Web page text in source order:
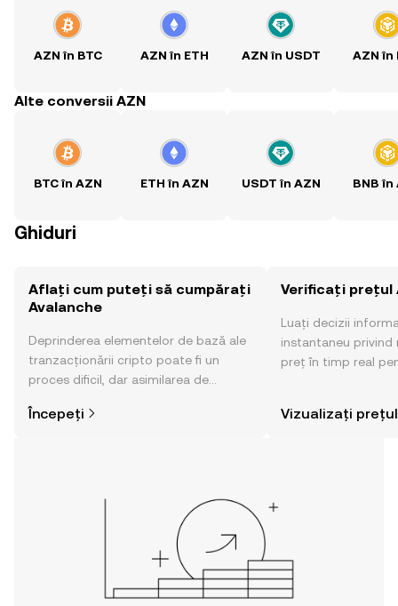
AZN în BTC AZN în ETH AZN în USDT AZN în
Alte conversii AZN
BTC în AZN ETH în AZN USDT în AZN BNB în
Ghiduri
Aflați cum puteți să cumpărați
Avalanche
Deprinderea elementelor de bază ale
tranzacționării cripto poate fi un
proces dificil, dar asimilarea de
cumpărare a activelor cripto este mai
Începeți
Verificați prețul
Luați decizii
instantaneu privind
preț în timp real
Vizualizați prețul